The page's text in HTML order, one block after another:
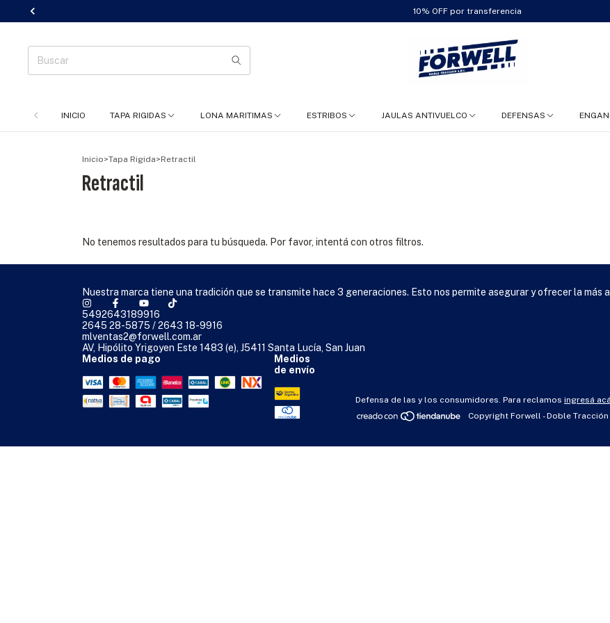
10% OFF por transferencia
INICIO TAPA RIGIDAS LONA MARITIMAS ESTRIBOS JAULAS ANTIVUELCO DEFENSAS
Inicio>Tapa Rigida>Retractil
Retractil
No tenemos resultados para tu búsqueda. Por favor, intentá con otros filtros.
Nuestra marca tiene una tradición que se transmite hace 3 generaciones. Esto nos permite asegurar y ofrecer la más
5492643189916
2645 28-5875 / 2643 18-9916
mlventas2@forwell.com.ar
AV, Hipólito Yrigoyen Este 1483 (e), J5411 Santa Lucía, San Juan
Medios de pago
Medios
de envío
Defensa de las y los consumidores. Para reclamos ingresá acá.
Copyright Forwell - Doble